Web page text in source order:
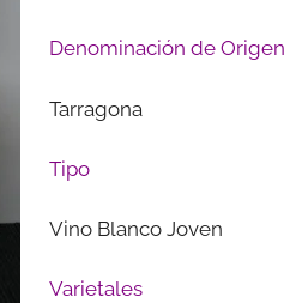
Denominación de Origen
Tarragona
Tipo
Vino Blanco Joven
Varietales